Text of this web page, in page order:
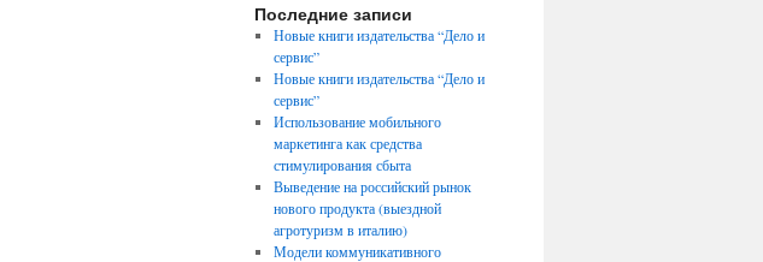
Последние записи
Новые книги издательства “Дело и
сервис”
Новые книги издательства “Дело и
сервис”
Использование мобильного
маркетинга как средства
стимулирования сбыта
Выведение на российский рынок
нового продукта (выездной
агротуризм в италию)
Модели коммуникативного